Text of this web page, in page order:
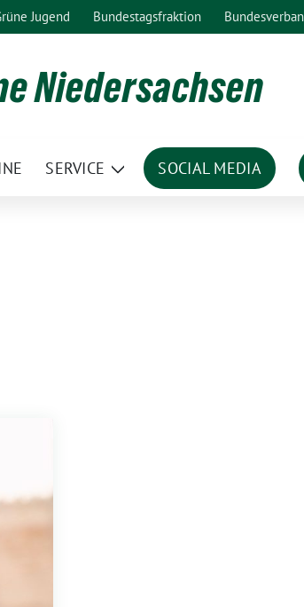
Jugend Bundestagsfraktion
Niedersachsen
SERVICE
Zeige
SOCIAL MEDIA